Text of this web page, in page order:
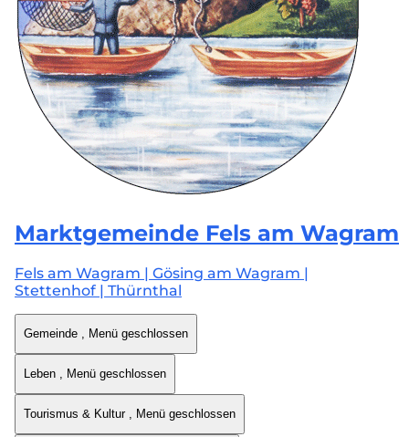
Marktgemeinde Fels am Wagram
Fels am Wagram | Gösing am Wagram |
Stettenhof | Thürnthal
Gemeinde , Menü geschlossen
Leben , Menü geschlossen
Tourismus & Kultur , Menü geschlossen